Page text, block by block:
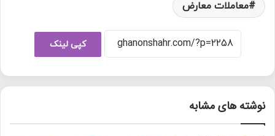
معاملات معارض
کپی لینک
نوشته های مشابه